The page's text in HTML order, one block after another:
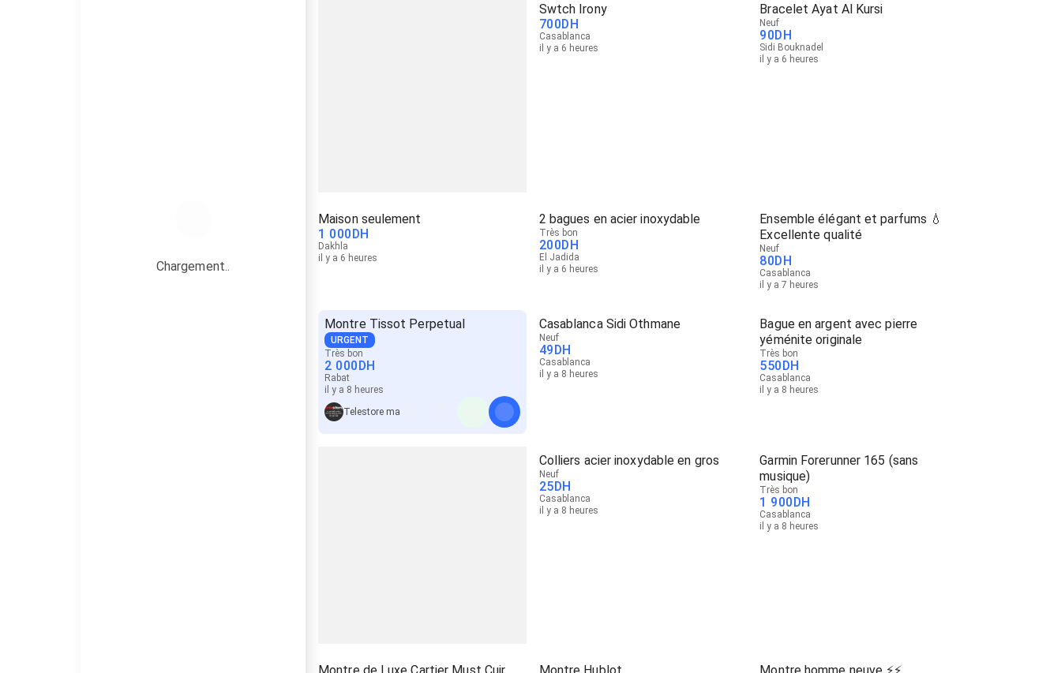
Chargement..
Swtch Irony
700DH
Casablanca
il y a 6 heures
Bracelet Ayat Al Kursi
Neuf
90DH
Sidi Bouknadel
il y a 6 heures
Maison seulement
1 000DH
Dakhla
il y a 6 heures
2 bagues en acier inoxydable
Très bon
200DH
El Jadida
il y a 6 heures
Ensemble élégant et parfums 💧
Excellente qualité
Neuf
80DH
Casablanca
il y a 7 heures
Montre Tissot Perpetual
URGENT
Très bon
2 000DH
Rabat
il y a 8 heures
Telestore ma
Casablanca Sidi Othmane
Neuf
49DH
Casablanca
il y a 8 heures
Bague en argent avec pierre
yéménite originale
Très bon
550DH
Casablanca
il y a 8 heures
Colliers acier inoxydable en gros
Neuf
25DH
Casablanca
il y a 8 heures
Garmin Forerunner 165 (sans
musique)
Très bon
1 900DH
Casablanca
il y a 8 heures
Montre de Luxe Cartier Must Cuir
Montre Hublot
Montre homme neuve ⚡️⚡️